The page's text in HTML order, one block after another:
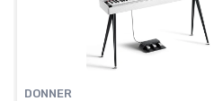
DONNER